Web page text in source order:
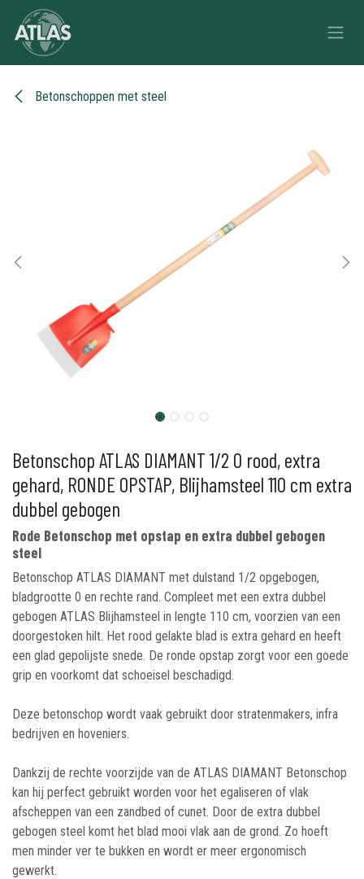
Overslaan naar inhoud
Betonschoppen met steel
Betonschop ATLAS DIAMANT 1/2 0 rood, extra
gehard, RONDE OPSTAP, Blijhamsteel 110 cm extra
dubbel gebogen
Rode Betonschop met opstap en extra dubbel gebogen
steel
Betonschop ATLAS DIAMANT met dulstand 1/2 opgebogen,
bladgrootte 0 en rechte rand. Compleet met een extra dubbel
gebogen ATLAS Blijhamsteel in lengte 110 cm, voorzien van een
doorgestoken hilt. Het rood gelakte blad is extra gehard en heeft
een glad gepolijste snede. De ronde opstap zorgt voor een goede
grip en voorkomt dat schoeisel beschadigd.
Deze betonschop wordt vaak gebruikt door stratenmakers, infra
bedrijven en hoveniers.
Dankzij de rechte voorzijde van de ATLAS DIAMANT Betonschop
kan hij perfect gebruikt worden voor het egaliseren of vlak
afscheppen van een zandbed of cunet. Door de extra dubbel
gebogen steel komt het blad mooi vlak aan de grond. Zo hoeft
men minder ver te bukken en wordt er meer ergonomisch
gewerkt.